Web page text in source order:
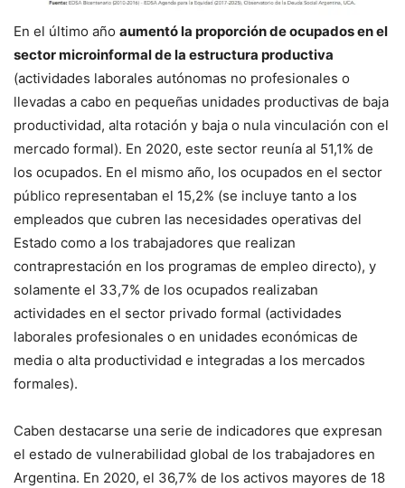
En el último año aumentó la proporción de ocupados en el
sector microinformal de la estructura productiva
(actividades laborales autónomas no profesionales o
llevadas a cabo en pequeñas unidades productivas de baja
productividad, alta rotación y baja o nula vinculación con el
mercado formal). En 2020, este sector reunía al 51,1% de
los ocupados. En el mismo año, los ocupados en el sector
público representaban el 15,2% (se incluye tanto a los
empleados que cubren las necesidades operativas del
Estado como a los trabajadores que realizan
contraprestación en los programas de empleo directo), y
solamente el 33,7% de los ocupados realizaban
actividades en el sector privado formal (actividades
laborales profesionales o en unidades económicas de
media o alta productividad e integradas a los mercados
formales).
Caben destacarse una serie de indicadores que expresan
el estado de vulnerabilidad global de los trabajadores en
Argentina. En 2020, el 36,7% de los activos mayores de 18